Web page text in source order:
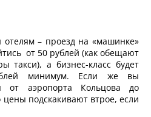
отелям – проезд на «машинке»
от 50 рублей (как обещают
такси), а бизнес-класс будет
минимум. Если же вы
от аэропорта Кольцова до
цены подскакивают втрое, если